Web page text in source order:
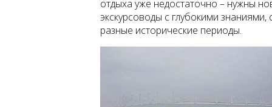
отдыха уже недостаточно – нужны
экскурсоводы с глубокими
разные исторические периоды.